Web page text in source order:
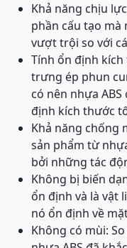
Khả năng chịu
phần cấu tạo mà
vượt trội so với
Tính ổn định
trưng ép phun
có nên nhựa
định kích thước
Khả năng chống
sản phẩm từ
bởi những tác
Không bị biến
ổn định và là vật
nó ổn định về
Không có mùi: